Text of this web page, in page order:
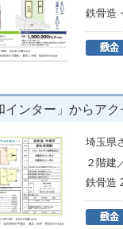
鉄骨造
ンター」からア
埼玉県
２階建
鉄骨造